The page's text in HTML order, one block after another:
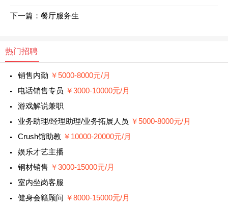
下一篇： 餐厅服务生
热门招聘
销售内勤 ￥5000-8000元/月
电话销售专员 ￥3000-10000元/月
游戏解说兼职
业务助理/经理助理/业务拓展人员 ￥5000-8000元/月
Crush馆助教 ￥10000-20000元/月
娱乐才艺主播
钢材销售 ￥3000-15000元/月
室内坐岗客服
健身会籍顾问 ￥8000-15000元/月